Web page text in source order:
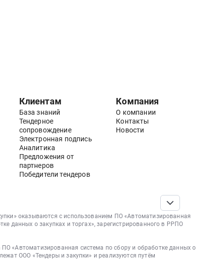
Клиентам
База знаний
Тендерное
сопровождение
Электронная подпись
Аналитика
Предложения от
партнеров
Победители тендеров
Компания
О компании
Контакты
Новости
оказываются с использованием ПО «Автоматизированная
данных о закупках и торгах», зарегистрированного в РРПО
«Автоматизированная система по сбору и обработке данных о
ООО «Тендеры и закупки» и реализуются путём